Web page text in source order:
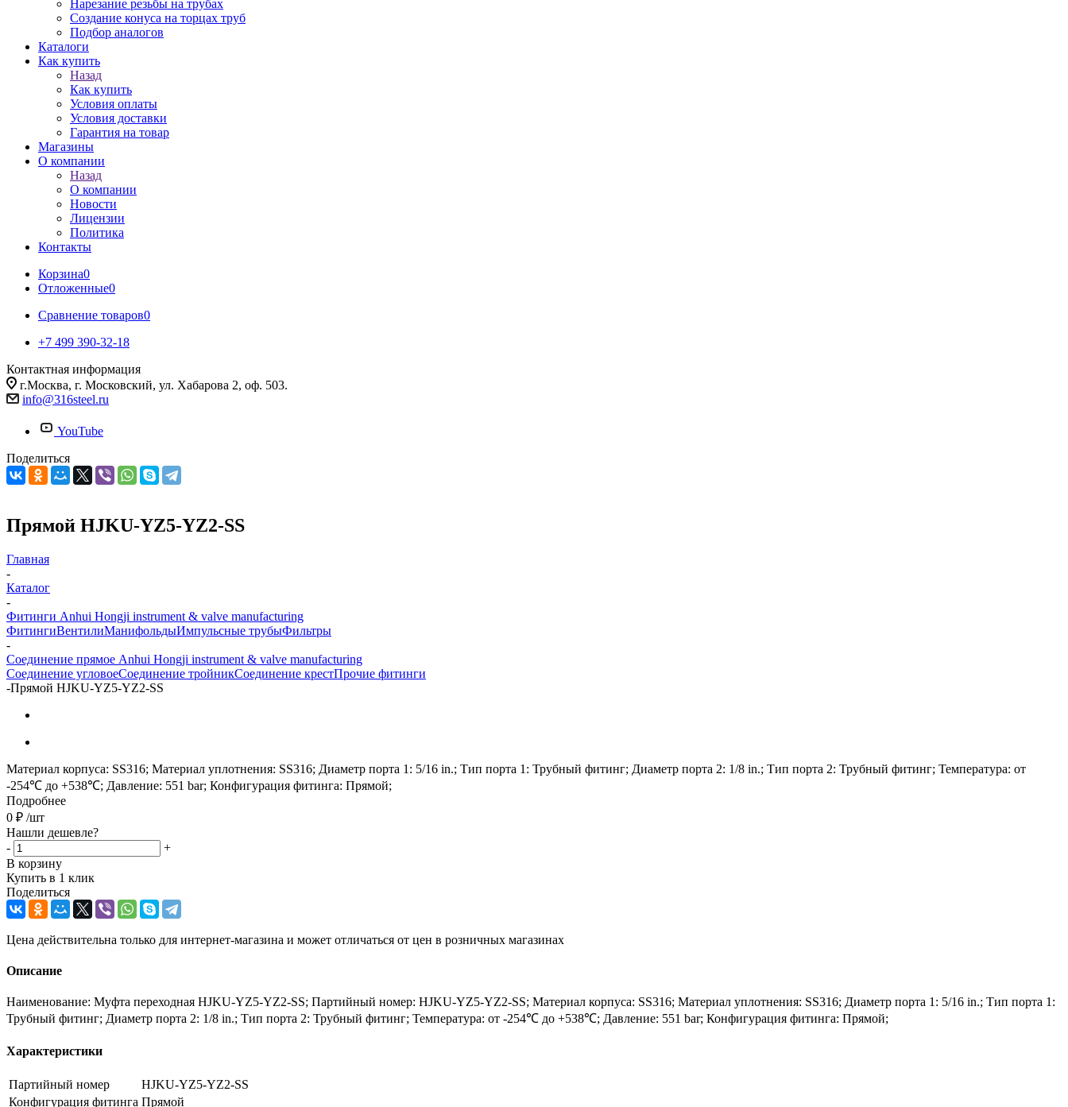
Нарезание резьбы на трубах
Создание конуса на торцах труб
Подбор аналогов
Каталоги
Как купить
Назад
Как купить
Условия оплаты
Условия доставки
Гарантия на товар
Магазины
О компании
Назад
О компании
Новости
Лицензии
Политика
Контакты
Корзина0
Отложенные0
Сравнение товаров0
+7 499 390-32-18
Контактная информация
г.Москва, г. Московский, ул. Хабарова 2, оф. 503.
info@316steel.ru
YouTube
Поделиться
Прямой HJKU-YZ5-YZ2-SS
Главная
-
Каталог
-
Фитинги Anhui Hongji instrument & valve manufacturing
ФитингиВентилиМанифольдыИмпульсные трубыФильтры
-
Соединение прямое Anhui Hongji instrument & valve manufacturing
Соединение угловоеСоединение тройникСоединение крестПрочие фитинги
-Прямой HJKU-YZ5-YZ2-SS
Материал корпуса: SS316; Материал уплотнения: SS316; Диаметр порта 1: 5/16 in.; Тип порта 1: Трубный фитинг; Диаметр порта 2: 1/8 in.; Тип порта 2: Трубный фитинг; Температура: от
-254℃ до +538℃; Давление: 551 bar; Конфигурация фитинга: Прямой;
Подробнее
0 ₽ /шт
Нашли дешевле?
-
+
В корзину
Купить в 1 клик
Поделиться
Цена действительна только для интернет-магазина и может отличаться от цен в розничных магазинах
Описание
Наименование: Муфта переходная HJKU-YZ5-YZ2-SS; Партийный номер: HJKU-YZ5-YZ2-SS; Материал корпуса: SS316; Материал уплотнения: SS316; Диаметр порта 1: 5/16 in.; Тип порта 1:
Трубный фитинг; Диаметр порта 2: 1/8 in.; Тип порта 2: Трубный фитинг; Температура: от -254℃ до +538℃; Давление: 551 bar; Конфигурация фитинга: Прямой;
Характеристики
Партийный номер
HJKU-YZ5-YZ2-SS
Конфигурация фитинга Прямой